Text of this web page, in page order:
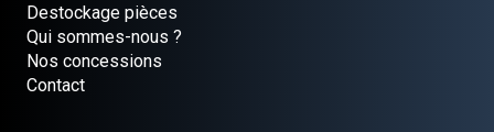
Destockage pièces
Qui sommes-nous ?
Nos concessions
Contact